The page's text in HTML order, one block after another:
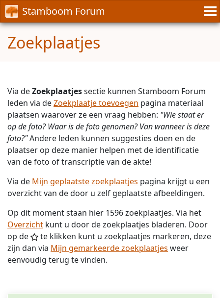
Stamboom Forum
Zoekplaatjes
Via deZoekplaatjessectie kunnen Stamboom Forum
leden via deZoekplaatje toevoegen pagina materiaal
plaatsen waarover ze een vraag hebben: "Wie staat er
op de foto? Waar is de foto genomen? Van wanneer is deze
foto?"Andere leden kunnen suggesties doen en de
plaatser op deze manier helpen met de identificatie
van de foto of transcriptie van de akte!
Via de Mijn geplaatste zoekplaatjes pagina krijgt u een
overzicht van de door u zelf geplaatste afbeeldingen.
Op dit moment staan hier 1596 zoekplaatjes. Via het
Overzicht kunt u door de zoekplaatjes bladeren. Door
op de
te klikken kunt u zoekplaatjes markeren, deze
zijn dan via Mijn gemarkeerde zoekplaatjes weer
eenvoudig terug te vinden.